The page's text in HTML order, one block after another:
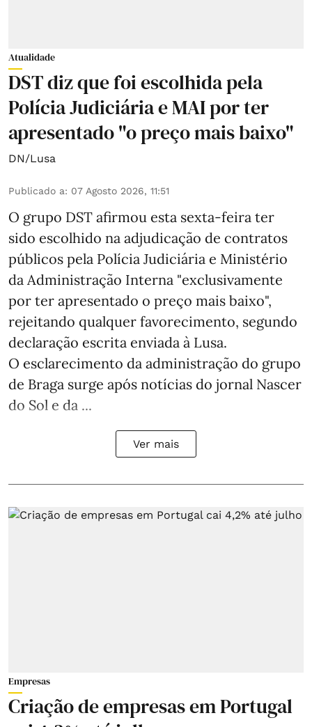
Atualidade
DST diz que foi escolhida pela
Polícia Judiciária e MAI por ter
apresentado "o preço mais baixo"
DN/Lusa
Publicado a: 07 Agosto 2026, 11:51
O grupo DST afirmou esta sexta-feira ter
sido escolhido na adjudicação de contratos
públicos pela Polícia Judiciária e Ministério
da Administração Interna "exclusivamente
por ter apresentado o preço mais baixo",
rejeitando qualquer favorecimento, segundo
declaração escrita enviada à Lusa.
O esclarecimento da administração do grupo
de Braga surge após notícias do jornal Nascer
do Sol e da ...
Ver mais
Empresas
Criação de empresas em Portugal